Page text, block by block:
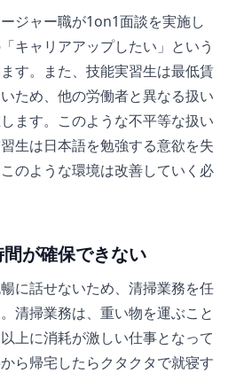
ジャー職が1on1面談を実施し
キャリアアップしたい」という
す。また、技能実習生は最低賃
ため、他の労働者と異なる扱い
ます。このような不平等な扱い
生は日本語を勉強する意欲を失
のような環境は改善していく必
が確保できない
に話せないため、清掃業務を任
清掃業務は、重い物を運ぶこと
上に消耗が激しい仕事となって
ら帰宅したらクタクタで就寝す